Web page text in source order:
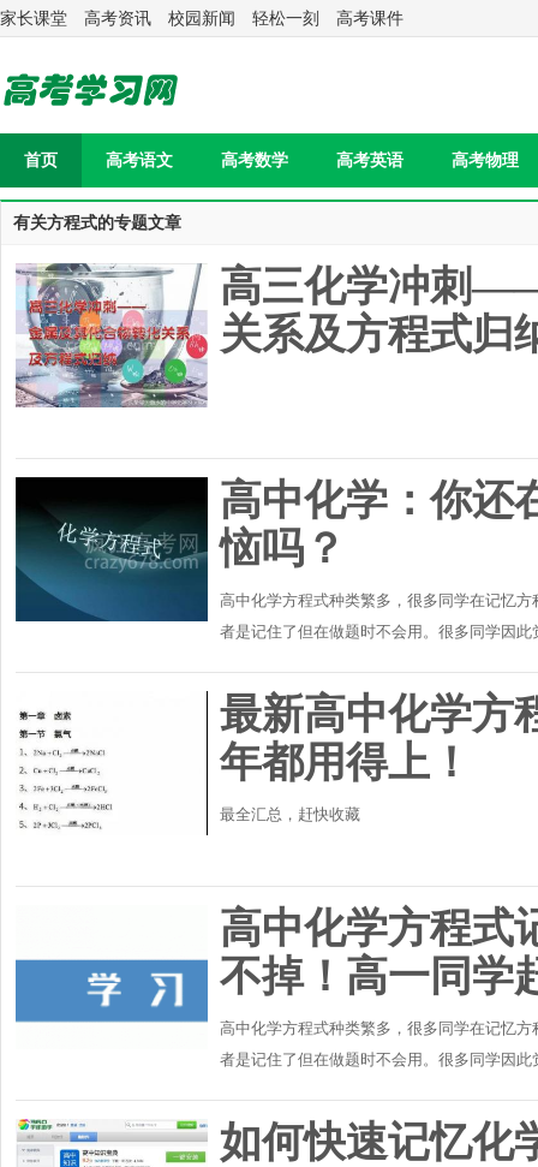
家长课堂 高考资讯 校园新闻 轻松一刻 高考课件
首页 高考语文 高考数学 高考英语 高考物理
有关方程式的专题文章
高三化学冲刺
关系及方程式归
高中化学：你还
恼吗？
高中化学方程式种类繁多，很多同学在记忆
者是记住了但在做题时不会用。很多同学因
最新高中化学方
年都用得上！
最全汇总，赶快收藏
高中化学方程式
不掉！高一同学
高中化学方程式种类繁多，很多同学在记忆
者是记住了但在做题时不会用。很多同学因
如何快速记忆化